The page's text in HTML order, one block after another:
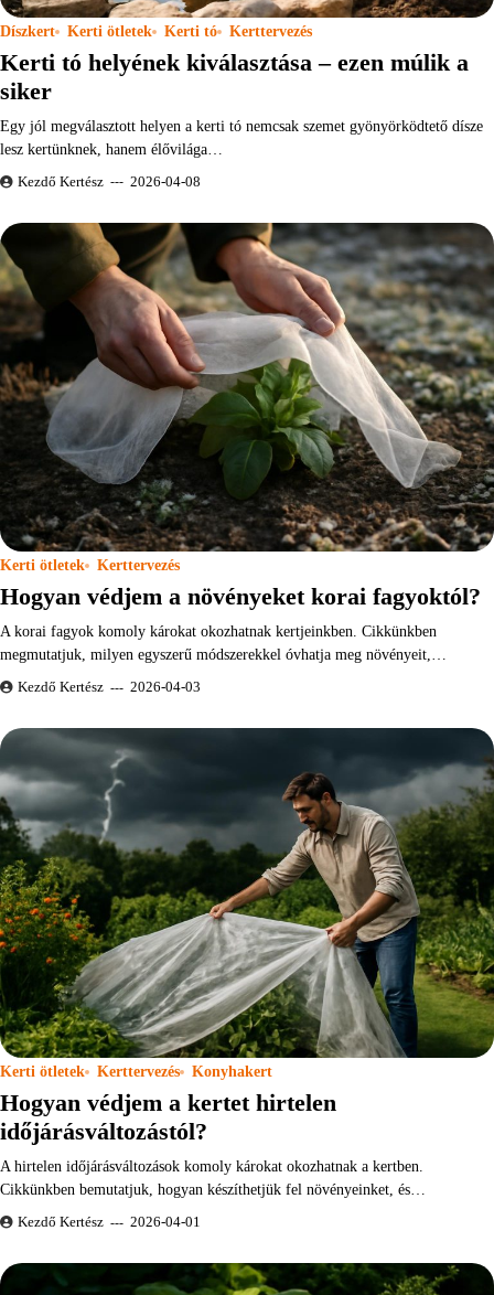
Díszkert Kerti ötletek Kerti tó Kerttervezés
Kerti tó helyének kiválasztása – ezen múlik a
siker
Egy jól megválasztott helyen a kerti tó nemcsak szemet gyönyörködtető dísze
lesz kertünknek, hanem élővilága…
Kezdő Kertész 2026-04-08
Kerti ötletek Kerttervezés
Hogyan védjem a növényeket korai fagyoktól?
A korai fagyok komoly károkat okozhatnak kertjeinkben. Cikkünkben
megmutatjuk, milyen egyszerű módszerekkel óvhatja meg növényeit,…
Kezdő Kertész 2026-04-03
Kerti ötletek Kerttervezés Konyhakert
Hogyan védjem a kertet hirtelen
időjárásváltozástól?
A hirtelen időjárásváltozások komoly károkat okozhatnak a kertben.
Cikkünkben bemutatjuk, hogyan készíthetjük fel növényeinket, és…
Kezdő Kertész 2026-04-01